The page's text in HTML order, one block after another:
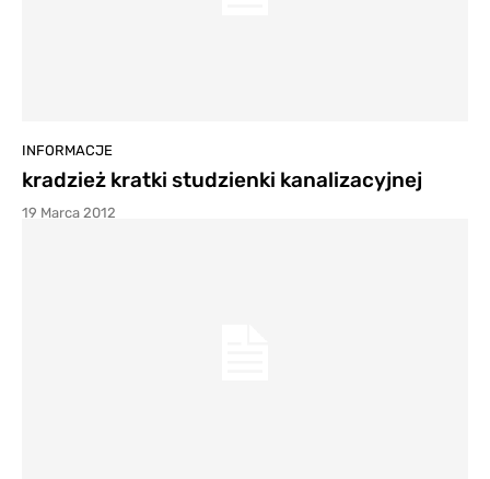
INFORMACJE
kradzież kratki studzienki kanalizacyjnej
19 Marca 2012